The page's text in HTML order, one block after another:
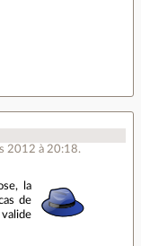
2012 à 20:18.
la
de